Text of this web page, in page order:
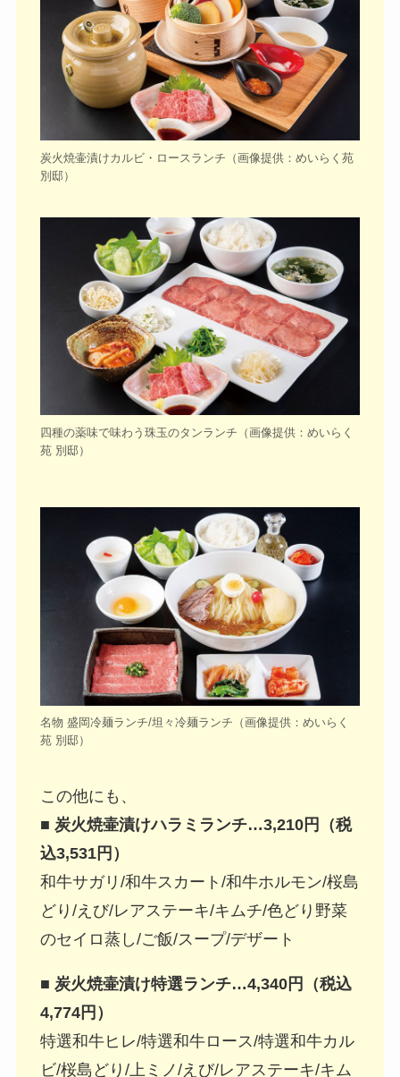
炭火焼壷漬けカルビ・ロースランチ （画像提供：めいらく苑
別邸）
四種の薬味で味わう珠玉のタンランチ（画像提供：めいらく
苑 別邸）
名物 盛岡冷麺ランチ/坦々冷麺ランチ（画像提供：めいらく
苑 別邸）
この他にも、
■ 炭火焼壷漬けハラミランチ…3,210円（税
込3,531円）
和牛サガリ/和牛スカート/和牛ホルモン/桜島
どり/えび/レアステーキ/キムチ/色どり野菜
のセイロ蒸し/ご飯/スープ/デザート
■ 炭火焼壷漬け特選ランチ…4,340円（税込
4,774円）
特選和牛ヒレ/特選和牛ロース/特選和牛カル
ビ/桜島どり/上ミノ/えび/レアステーキ/キム